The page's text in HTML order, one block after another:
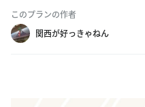
このプランの作者
関西が好っきゃねん